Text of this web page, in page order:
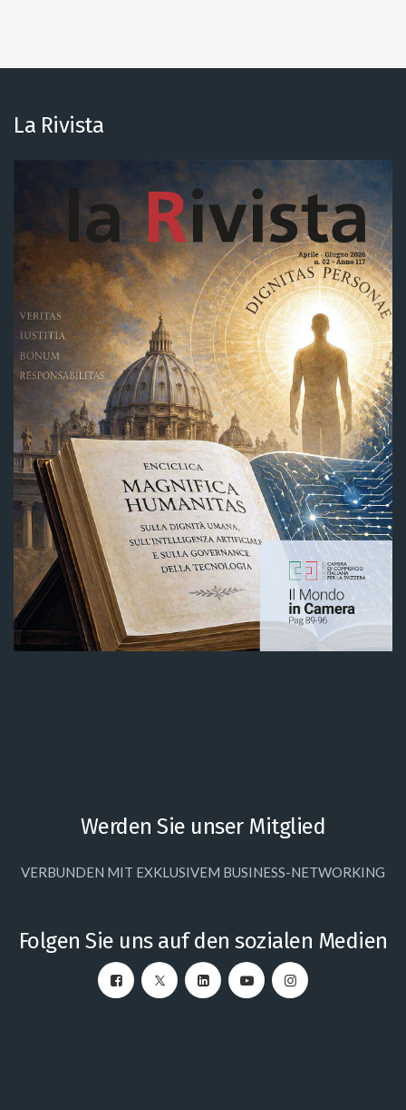
La Rivista
Werden Sie unser Mitglied
VERBUNDEN MIT EXKLUSIVEM BUSINESS-NETWORKING
Folgen Sie uns auf den sozialen Medien